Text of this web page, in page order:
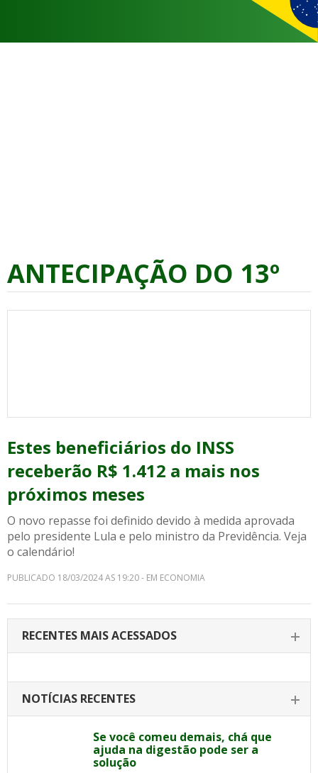
ANTECIPAÇÃO DO 13º
Estes beneficiários do INSS
receberão R$ 1.412 a mais nos
próximos meses
O novo repasse foi definido devido à medida aprovada
pelo presidente Lula e pelo ministro da Previdência. Veja
o calendário!
PUBLICADO 18/03/2024 AS 19:20 - EM ECONOMIA
RECENTES MAIS ACESSADOS
NOTÍCIAS RECENTES
Se você comeu demais, chá que
ajuda na digestão pode ser a
solução